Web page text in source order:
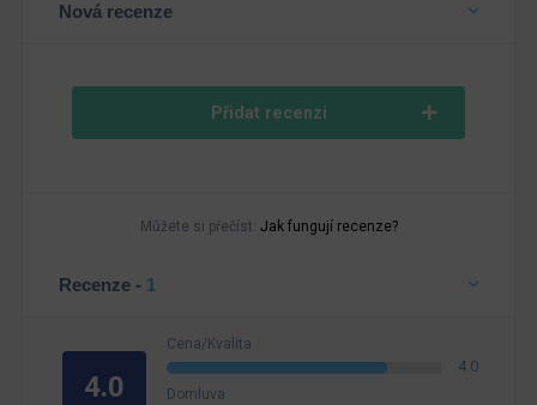
Nová recenze
Přidat recenzi
Můžete si přečíst: Jak fungují recenze?
Recenze - 1
4.0
Cena/Kvalita
4.0
Domluva